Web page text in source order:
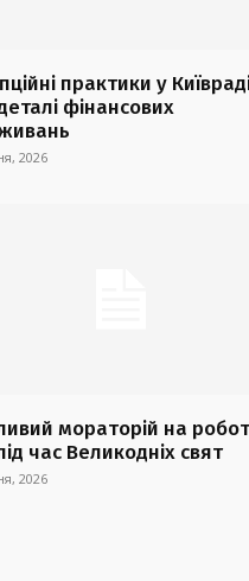
практики у
фінансових
2026
мораторій на
час Великодніх свят
2026